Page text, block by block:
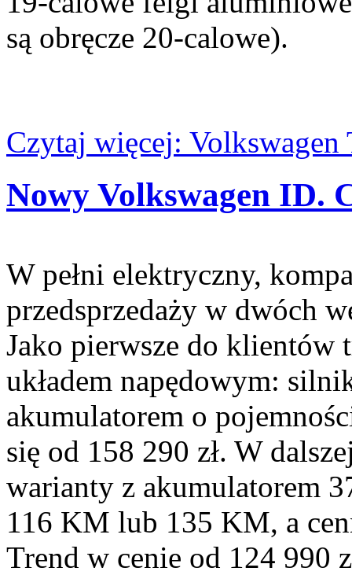
są obręcze 20-calowe).
Czytaj więcej:
Nowy Volkswagen ID.
W pełni elektryczny,
przedsprzedaży w dwóch
Jako pierwsze do klientów
układem napędowym:
akumulatorem o
się od 158 290 zł. W
warianty z akumulatorem
116 KM lub 135 KM, a
Trend w cenie od 124 990